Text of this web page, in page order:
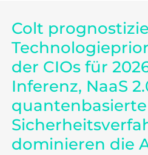
Colt
der CIOs für
Inferenz, NaaS
quantenbasierte
dominieren die